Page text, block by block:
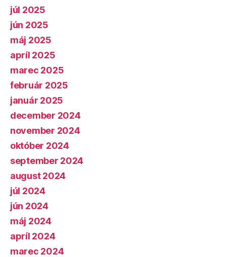
júl 2025
jún 2025
máj 2025
apríl 2025
marec 2025
február 2025
január 2025
december 2024
november 2024
október 2024
september 2024
august 2024
júl 2024
jún 2024
máj 2024
apríl 2024
marec 2024